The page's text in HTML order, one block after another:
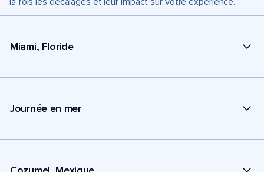
Miami, Floride
Journée en mer